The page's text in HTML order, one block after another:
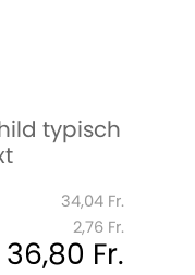
typisch
34,04 Fr.
2,76 Fr.
36,80 Fr.